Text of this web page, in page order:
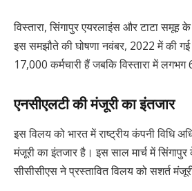
विस्तारा, सिंगापुर एयरलाइंस और टाटा समूह
इस समझौते की घोषणा नवंबर, 2022 में की गई
17,000 कर्मचारी हैं जबकि विस्तारा में लगभग
एनसीएलटी की मंजूरी का इंतजार
इस विलय को भारत में राष्ट्रीय कंपनी विधि
मंजूरी का इंतजार है। इस साल मार्च में सिंगापुर
सीसीसीएस ने प्रस्तावित विलय को सशर्त